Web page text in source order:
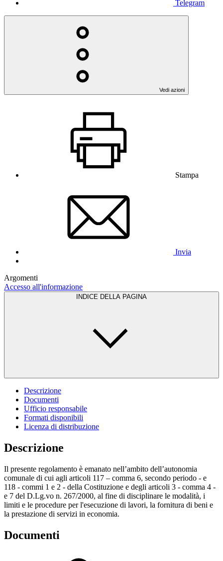
Telegram
Vedi azioni
Stampa
Invia
Argomenti
Accesso all'informazione
INDICE DELLA PAGINA
Descrizione
Documenti
Ufficio responsabile
Formati disponibili
Licenza di distribuzione
Descrizione
Il presente regolamento è emanato nell’ambito dell’autonomia
comunale di cui agli articoli 117 – comma 6, secondo periodo - e
118 - commi 1 e 2 - della Costituzione e degli articoli 3 - comma 4 -
e 7 del D.Lg.vo n. 267/2000, al fine di disciplinare le modalità, i
limiti e le procedure per l'esecuzione di lavori, la fornitura di beni e
la prestazione di servizi in economia.
Documenti